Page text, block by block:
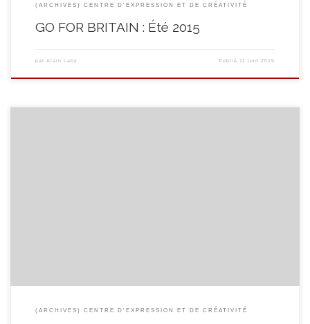
(ARCHIVES) CENTRE D'EXPRESSION ET DE CRÉATIVITÉ
GO FOR BRITAIN : Été 2015
par Alain Laby Publié 11 juin 2015
(ARCHIVES) CENTRE D'EXPRESSION ET DE CRÉATIVITÉ